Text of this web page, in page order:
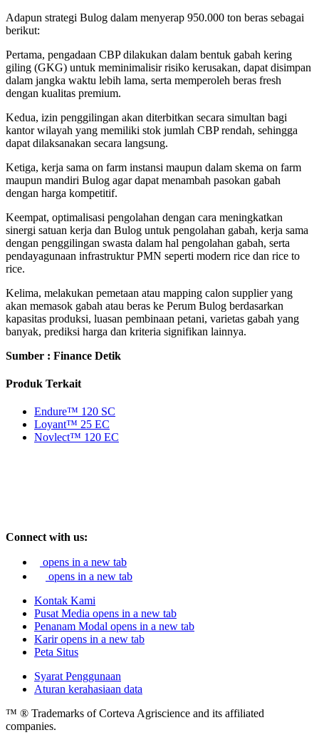
Adapun strategi Bulog dalam menyerap 950.000 ton beras sebagai
berikut:
Pertama, pengadaan CBP dilakukan dalam bentuk gabah kering
giling (GKG) untuk meminimalisir risiko kerusakan, dapat disimpan
dalam jangka waktu lebih lama, serta memperoleh beras fresh
dengan kualitas premium.
Kedua, izin penggilingan akan diterbitkan secara simultan bagi
kantor wilayah yang memiliki stok jumlah CBP rendah, sehingga
dapat dilaksanakan secara langsung.
Ketiga, kerja sama on farm instansi maupun dalam skema on farm
maupun mandiri Bulog agar dapat menambah pasokan gabah
dengan harga kompetitif.
Keempat, optimalisasi pengolahan dengan cara meningkatkan
sinergi satuan kerja dan Bulog untuk pengolahan gabah, kerja sama
dengan penggilingan swasta dalam hal pengolahan gabah, serta
pendayagunaan infrastruktur PMN seperti modern rice dan rice to
rice.
Kelima, melakukan pemetaan atau mapping calon supplier yang
akan memasok gabah atau beras ke Perum Bulog berdasarkan
kapasitas produksi, luasan pembinaan petani, varietas gabah yang
banyak, prediksi harga dan kriteria signifikan lainnya.
Sumber : Finance Detik
Produk Terkait
Endure™ 120 SC
Loyant™ 25 EC
Novlect™ 120 EC
Connect with us:
opens in a new tab
opens in a new tab
Kontak Kami
Pusat Media opens in a new tab
Penanam Modal opens in a new tab
Karir opens in a new tab
Peta Situs
Syarat Penggunaan
Aturan kerahasiaan data
™ ® Trademarks of Corteva Agriscience and its affiliated
companies.